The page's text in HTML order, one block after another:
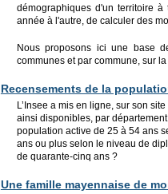
démographiques d'un territoire
année à l'autre, de calculer des
Nous proposons ici une base
communes et par commune, sur
Recensements de la popu
L’Insee a mis en ligne, sur son
ainsi disponibles, par
population active de 25 à 54 ans
ans ou plus selon le niveau de
de quarante-cinq ans ?
Une famille mayennaise de